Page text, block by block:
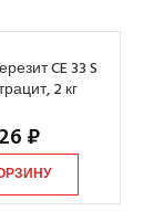
CE 33 S
2 кг
₽